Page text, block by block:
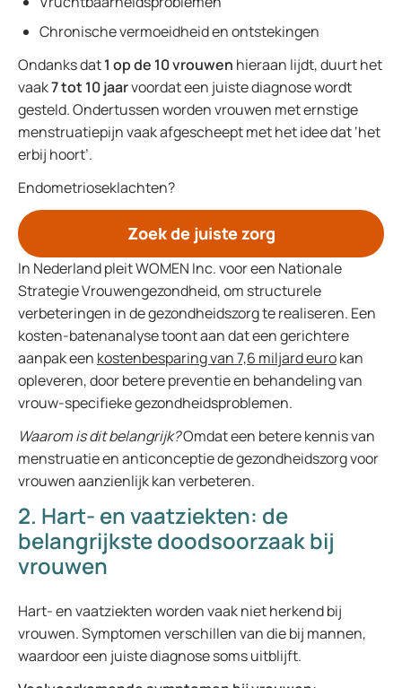
Chronische vermoeidheid en ontstekingen
Ondanks dat1 op de 10 vrouwen hieraan lijdt, duurt het
vaak7 tot 10 jaarvoordat een juiste diagnose wordt
gesteld. Ondertussen worden vrouwen met ernstige
menstruatiepijn vaak afgescheept met het idee dat ‘het
erbij hoort’.
Endometrioseklachten?
Zoek de juiste zorg
In Nederland pleit WOMEN Inc. voor een Nationale
Strategie Vrouwengezondheid, om structurele
verbeteringen in de gezondheidszorg te realiseren. Een
kosten-batenanalyse toont aan dat een gerichtere
aanpak een kostenbesparing van 7,6 miljard eurokan
opleveren, door betere preventie en behandeling van
vrouw-specifieke gezondheidsproblemen.
Waarom is dit belangrijk?Omdat een betere kennis van
menstruatie en anticonceptie de gezondheidszorg voor
vrouwen aanzienlijk kan verbeteren.
2. Hart- en vaatziekten: de
belangrijkste doodsoorzaak bij
vrouwen
Hart- en vaatziekten worden vaak niet herkend bij
vrouwen. Symptomen verschillen van die bij mannen,
waardoor een juiste diagnose soms uitblijft.